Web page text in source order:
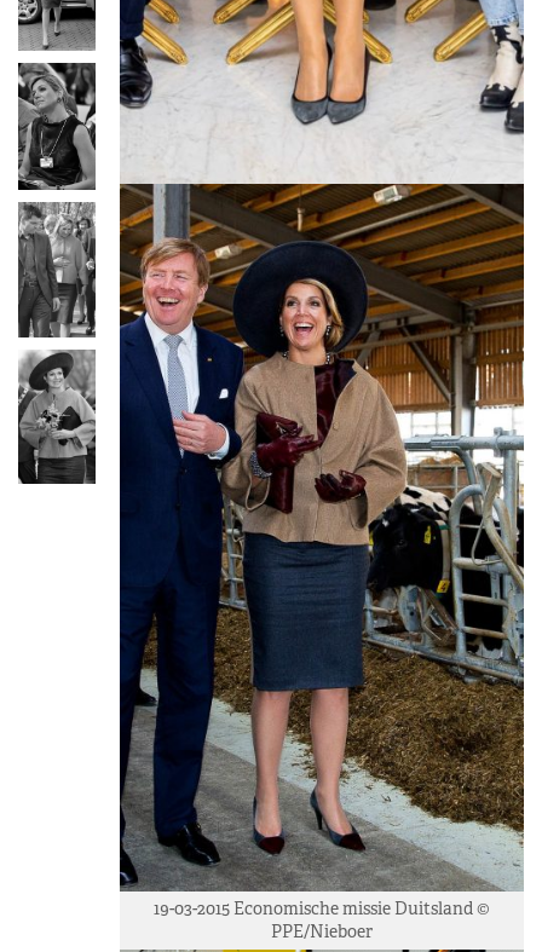
19-03-2015 Economische missie Duitsland ©
PPE/Nieboer